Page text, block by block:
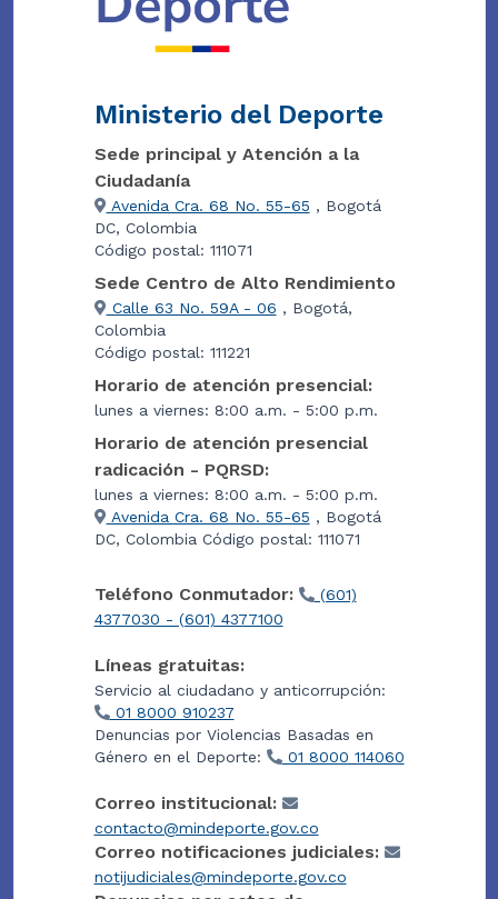
Ministerio del Deporte
Sede principal y Atención a la
Ciudadanía
Avenida Cra. 68 No. 55-65 , Bogotá
DC, Colombia
Código postal: 111071
Sede Centro de Alto Rendimiento
Calle 63 No. 59A - 06 , Bogotá,
Colombia
Código postal: 111221
Horario de atención presencial:
lunes a viernes: 8:00 a.m. - 5:00 p.m.
Horario de atención presencial
radicación - PQRSD:
lunes a viernes: 8:00 a.m. - 5:00 p.m.
Avenida Cra. 68 No. 55-65 , Bogotá
DC, Colombia Código postal: 111071
Teléfono Conmutador:
(601)
4377030 - (601) 4377100
Líneas gratuitas:
Servicio al ciudadano y anticorrupción:
01 8000 910237
Denuncias por Violencias Basadas en
Género en el Deporte:
01 8000 114060
Correo institucional:
contacto@mindeporte.gov.co
Correo notificaciones judiciales:
notijudiciales@mindeporte.gov.co